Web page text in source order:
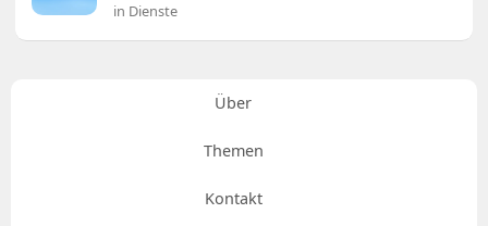
in Dienste
Über
Themen
Kontakt